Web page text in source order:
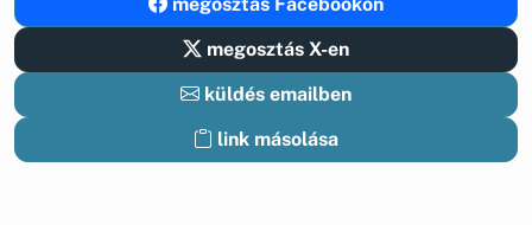
megosztás X-en
küldés emailben
link másolása